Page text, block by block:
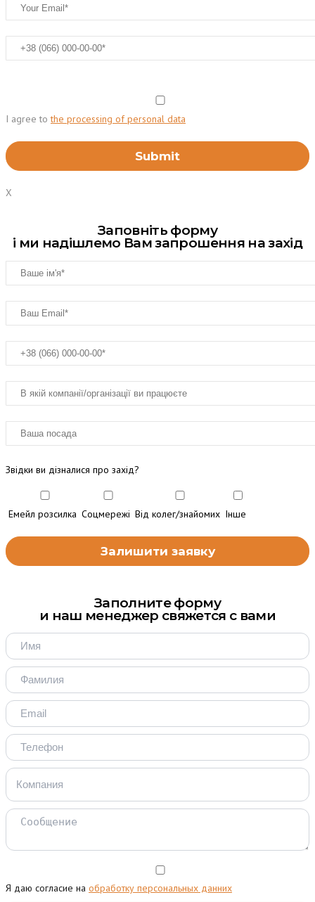
I agree tothe processing of personal data
X
Заповніть форму
і ми надішлемо Вам запрошення на захід
Звідки ви дізналися про захід?
Емейл розсилка Соцмережі Від колег/знайомих Інше
Заполните форму
и наш менеджер свяжется с вами
Я даю согласие на обработку персональных данних